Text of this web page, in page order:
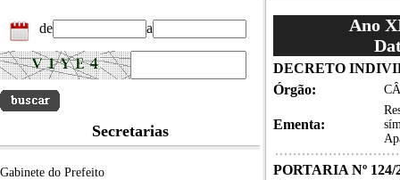
de a
Secretarias
Gabinete do Prefeito
Ano
DECRETO
Órgão:
Ementa:
PORTARIA Nº 124/